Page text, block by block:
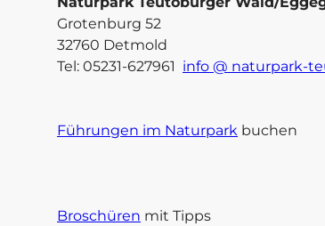
Grotenburg 52
32760 Detmold
Tel: 05231-627961 info @ naturpark-
Führungen im Naturpark buchen
Broschüren mit Tipps